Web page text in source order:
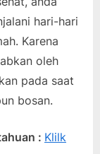
hari-hari
Karena
oleh
pada saat
bosan.
: Klilk